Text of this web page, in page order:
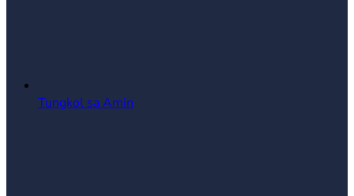
Tungkol sa Amin